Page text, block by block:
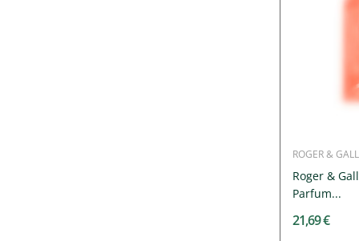
ROGER &
Roger &
Parfum...
21,69 €